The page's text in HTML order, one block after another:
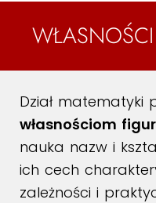
Dział matematyki
własnościom
nauka nazw i
ich cech
zależności i